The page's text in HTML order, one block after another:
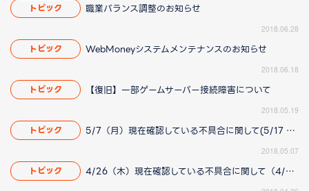
トピック 職業バランス調整のお知らせ
2018.06.28
トピック WebMoneyシステムメンテナンスのお知らせ
2018.06.18
トピック 【復旧】一部ゲームサーバー接続障害について
2018.05.19
トピック 5/7（月）現在確認している不具合に関して(5/17 14:00 更新)
2018.05.07
トピック 4/26（木）現在確認している不具合に関して（4/27 19:25更新）